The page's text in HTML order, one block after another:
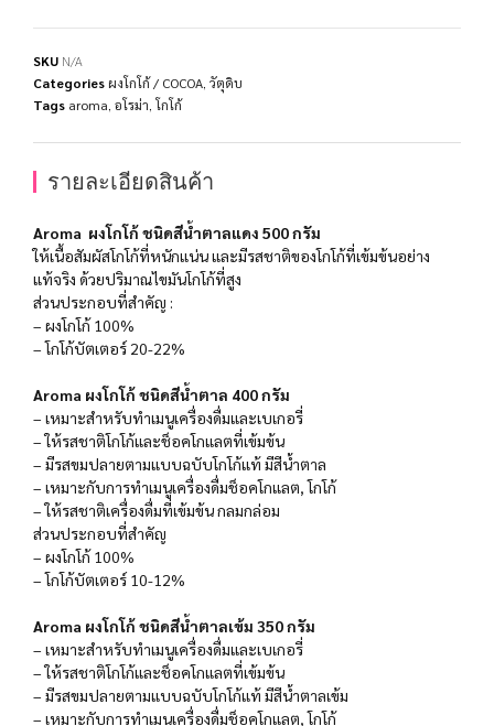
SKU N/A
Categories ผงโกโก้ / COCOA วัตุดิบ
Tags aroma อโรม่า โกโก้
รายละเอียดสินค้า
Aroma ผงโกโก้ ชนิดสีน้ำตาลแดง 500 กรัม
ให้เนื้อสัมผัสโกโก้ที่หนักแน่น และมีรสชาติของโกโก้ที่เข้มข้นอย่าง
แท้จริง ด้วยปริมาณไขมันโกโก้ที่สูง
ส่วนประกอบที่สำคัญ :
– ผงโกโก้ 100%
– โกโก้บัตเตอร์ 20-22%
Aroma ผงโกโก้ ชนิดสีน้ำตาล 400 กรัม
– เหมาะสำหรับทำเมนูเครื่องดื่มและเบเกอรี่
– ให้รสชาติโกโก้และช็อคโกแลตที่เข้มข้น
– มีรสขมปลายตามแบบฉบับโกโก้แท้ มีสีน้ำตาล
– เหมาะกับการทำเมนูเครื่องดื่มช็อคโกแลต, โกโก้
– ให้รสชาติเครื่องดื่มที่เข้มข้น กลมกล่อม
ส่วนประกอบที่สำคัญ
– ผงโกโก้ 100%
– โกโก้บัตเตอร์ 10-12%
Aroma ผงโกโก้ ชนิดสีน้ำตาลเข้ม 350 กรัม
– เหมาะสำหรับทำเมนูเครื่องดื่มและเบเกอรี่
– ให้รสชาติโกโก้และช็อคโกแลตที่เข้มข้น
– มีรสขมปลายตามแบบฉบับโกโก้แท้ มีสีน้ำตาลเข้ม
– เหมาะกับการทำเมนูเครื่องดื่มช็อคโกแลต, โกโก้